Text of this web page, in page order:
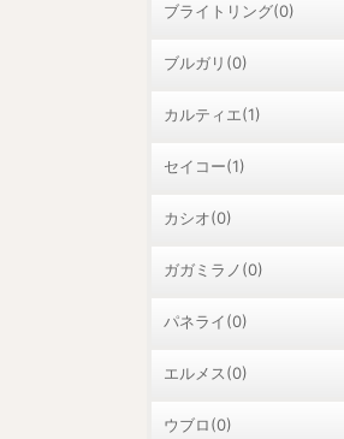
ブライトリング(0)
ブルガリ(0)
カルティエ(1)
セイコー(1)
カシオ(0)
ガガミラノ(0)
パネライ(0)
エルメス(0)
ウブロ(0)